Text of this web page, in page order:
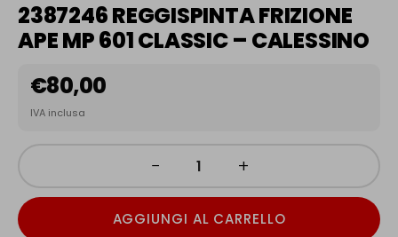
2387246 REGGISPINTA FRIZIONE
APE MP 601 CLASSIC – CALESSINO
€80,00
IVA inclusa
− +
AGGIUNGI AL CARRELLO